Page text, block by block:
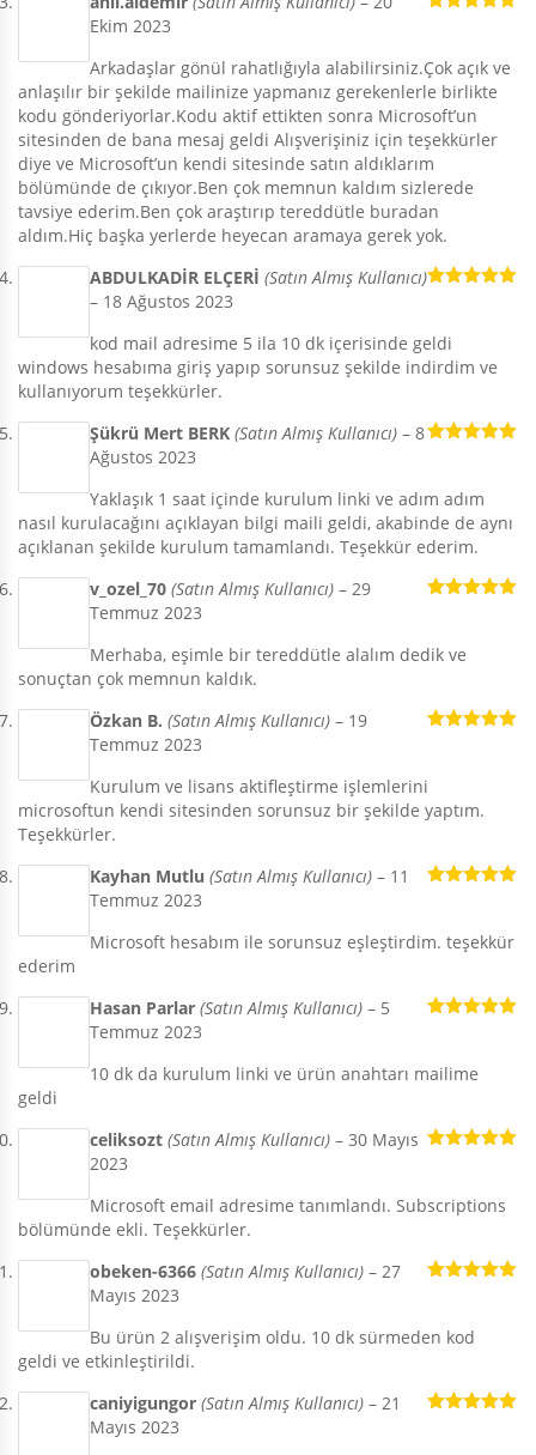
Ekim 2023
Arkadaşlar gönül rahatlığıyla alabilirsiniz.Çok açık ve
anlaşılır bir şekilde mailinize yapmanız gerekenlerle birlikte
kodu gönderiyorlar.Kodu aktif ettikten sonra Microsoft’un
sitesinden de bana mesaj geldi Alışverişiniz için teşekkürler
diye ve Microsoft’un kendi sitesinde satın aldıklarım
bölümünde de çıkıyor.Ben çok memnun kaldım sizlerede
tavsiye ederim.Ben çok araştırıp tereddütle buradan
aldım.Hiç başka yerlerde heyecan aramaya gerek yok.
ABDULKADİR ELÇERİ (Satın Almış Kullanıcı)
– 18 Ağustos 2023
kod mail adresime 5 ila 10 dk içerisinde geldi
windows hesabıma giriş yapıp sorunsuz şekilde indirdim ve
kullanıyorum teşekkürler.
Şükrü Mert BERK (Satın Almış Kullanıcı) – 8
Ağustos 2023
Yaklaşık 1 saat içinde kurulum linki ve adım adım
nasıl kurulacağını açıklayan bilgi maili geldi, akabinde de aynı
açıklanan şekilde kurulum tamamlandı. Teşekkür ederim.
v_ozel_70 (Satın Almış Kullanıcı) – 29
Temmuz 2023
Merhaba, eşimle bir tereddütle alalım dedik ve
sonuçtan çok memnun kaldık.
Özkan B. (Satın Almış Kullanıcı) – 19
Temmuz 2023
Kurulum ve lisans aktifleştirme işlemlerini
microsoftun kendi sitesinden sorunsuz bir şekilde yaptım.
Teşekkürler.
Kayhan Mutlu (Satın Almış Kullanıcı) – 11
Temmuz 2023
Microsoft hesabım ile sorunsuz eşleştirdim. teşekkür
ederim
Hasan Parlar (Satın Almış Kullanıcı) – 5
Temmuz 2023
10 dk da kurulum linki ve ürün anahtarı mailime
geldi
celiksozt (Satın Almış Kullanıcı) – 30 Mayıs
2023
Microsoft email adresime tanımlandı. Subscriptions
bölümünde ekli. Teşekkürler.
obeken-6366 (Satın Almış Kullanıcı) – 27
Mayıs 2023
Bu ürün 2 alışverişim oldu. 10 dk sürmeden kod
geldi ve etkinleştirildi.
caniyigungor (Satın Almış Kullanıcı) – 21
Mayıs 2023